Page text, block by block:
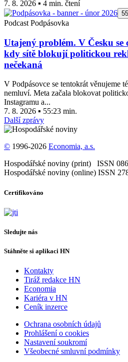
7. 8. 2026 ▪ 4 min. čtení
Podcast Podpásovka
Utajený problém. V Česku
kdy sítě blokují politickou
nečekaná
V Podpásovce se tentokrát věnujeme
nemluví. Meta začala blokovat
Instagramu a...
7. 8. 2026 ▪ 55:23 min.
Další zprávy
© 1996-2026 Economia, a.s.
Hospodářské noviny (print) ISSN
Hospodářské noviny (online) ISSN
Certifikováno
Sledujte nás
Stáhněte si aplikaci HN
Kontakty
Tiráž redakce HN
Economia
Kariéra v HN
Ceník inzerce
Ochrana osobních údajů
Prohlášení o cookies
Nastavení soukromí
Všeobecné smluvní podmínky